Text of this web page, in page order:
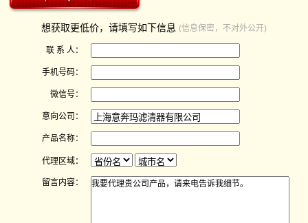
想获取更低价，请填写如下信息 (信息保密，不对外公开)
联 系 人：
手机号码：
微信号：
意向公司：
产品名称：
代理区域：
留言内容：